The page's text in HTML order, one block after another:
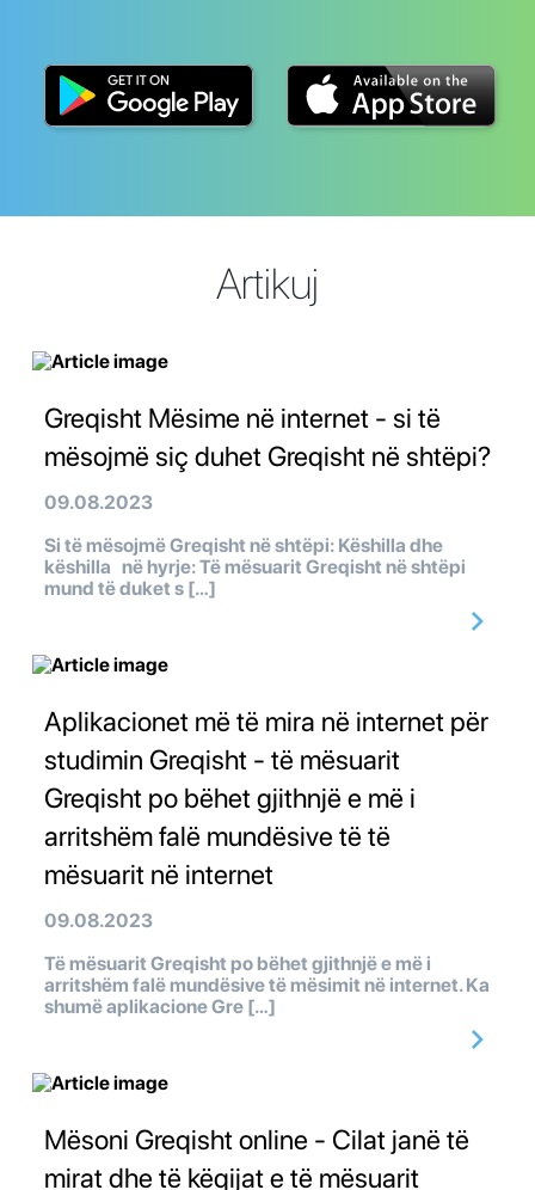
Artikuj
Greqisht Mësime në internet - si të
mësojmë siç duhet Greqisht në shtëpi?
09.08.2023
Si të mësojmë Greqisht në shtëpi: Këshilla dhe
këshilla në hyrje: Të mësuarit Greqisht në shtëpi
mund të duket s […]
Aplikacionet më të mira në internet për
studimin Greqisht - të mësuarit
Greqisht po bëhet gjithnjë e më i
arritshëm falë mundësive të të
mësuarit në internet
09.08.2023
Të mësuarit Greqisht po bëhet gjithnjë e më i
arritshëm falë mundësive të mësimit në internet. Ka
shumë aplikacione Gre […]
Mësoni Greqisht online - Cilat janë të
mirat dhe të këqijat e të mësuarit